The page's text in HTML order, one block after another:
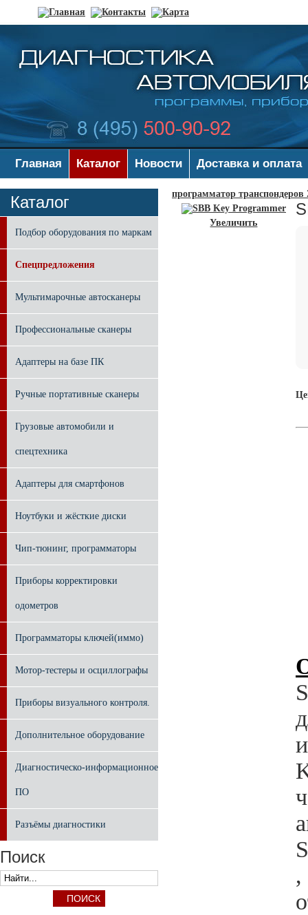
Главная Каталог Новости Доставка и оплата
Каталог
Подбор оборудования по маркам
Спецпредложения
Мультимарочные автосканеры
Профессиональные сканеры
Адаптеры на базе ПК
Ручные портативные сканеры
Грузовые автомобили и
спецтехника
Адаптеры для смартфонов
Ноутбуки и жёсткие диски
Чип-тюнинг, программаторы
Приборы корректировки
одометров
Программаторы ключей(иммо)
Мотор-тестеры и осциллографы
Приборы визуального контроля.
Дополнительное оборудование
Диагностическо-информационное
ПО
Разъёмы диагностики
Поиск
программатор
Увеличить
,